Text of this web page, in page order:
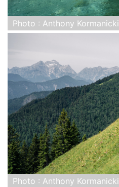
Photo : Anthony Kormanicki
Photo : Anthony Kormanicki